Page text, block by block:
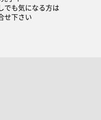
でも気になる方は
せ下さい